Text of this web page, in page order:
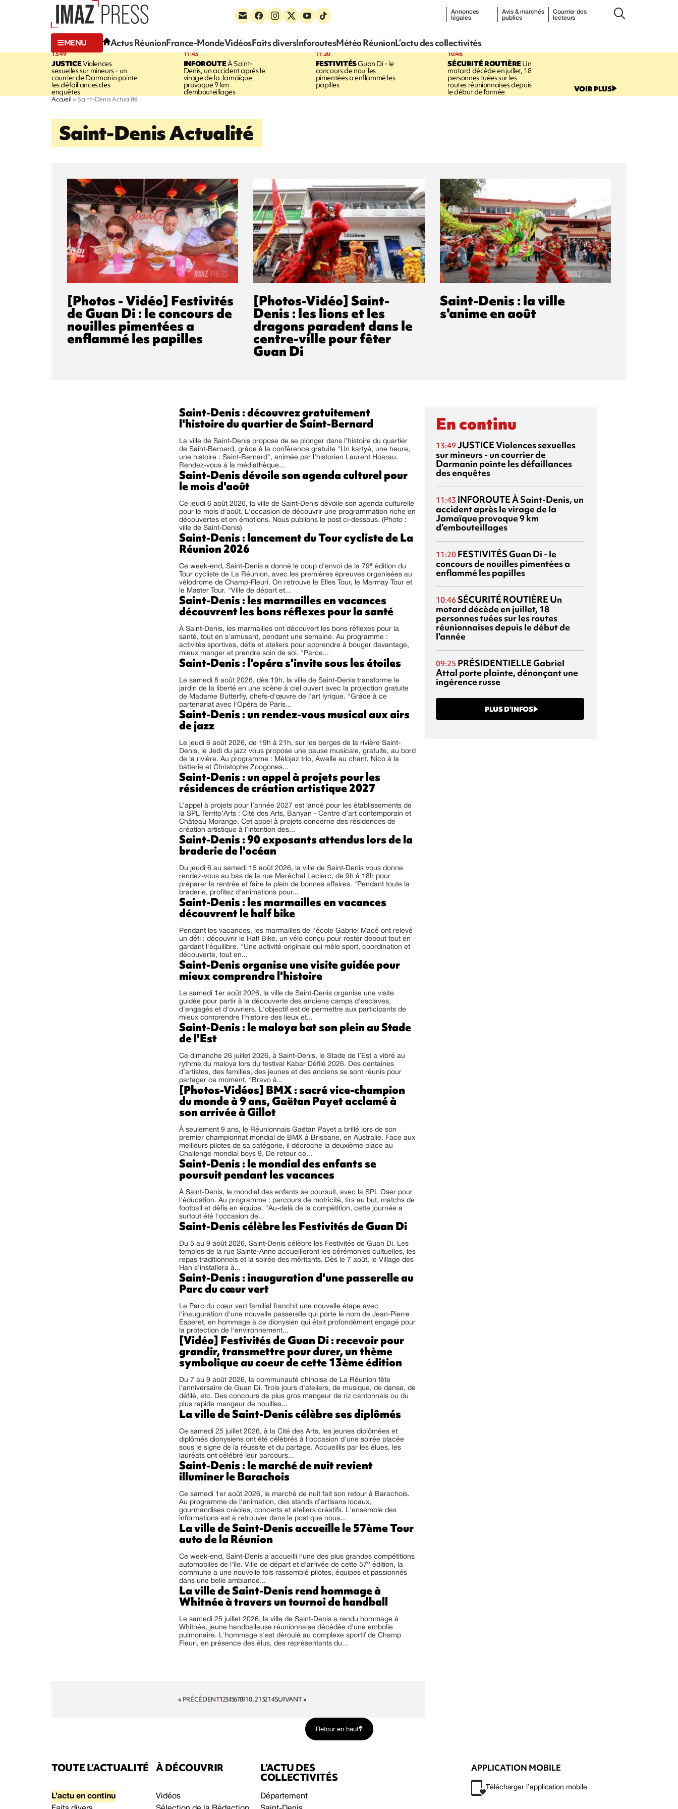
Annonces
légales
Avis & marchés
publics
Courrier des
lecteurs
MENU Actus RéunionFrance-MondeVidéosFaits diversInforoutesMétéo RéunionL’actu des collectivités
13:49
JUSTICEViolences
sexuelles sur mineurs - un
courrier de Darmanin pointe
les défaillances des
enquêtes
11:43
INFOROUTEÀ Saint-
Denis, un accident après le
virage de la Jamaïque
provoque 9 km
d'embouteillages
11:20
FESTIVITÉSGuan Di - le
concours de nouilles
pimentées a enflammé les
papilles
10:46
SÉCURITÉ ROUTIÈREUn
motard décède en juillet, 18
personnes tuées sur les
routes réunionnaises depuis
le début de l'année VOIR PLUS
Accueil Saint-Denis Actualité
Saint-Denis Actualité
[Photos - Vidéo] Festivités
de Guan Di : le concours de
nouilles pimentées a
enflammé les papilles
[Photos-Vidéo] Saint-
Denis : les lions et les
dragons paradent dans le
centre-ville pour fêter
Guan Di
Saint-Denis : la ville
s'anime en août
Saint-Denis : découvrez gratuitement
l'histoire du quartier de Saint-Bernard
La ville de Saint-Denis propose de se plonger dans l’histoire du quartier
de Saint-Bernard, grâce à la conférence gratuite "Un kartyé, une heure,
une histoire : Saint-Bernard", animée par l’historien Laurent Hoarau.
Rendez-vous à la médiathèque...
Saint-Denis dévoile son agenda culturel pour
le mois d'août
Ce jeudi 6 août 2026, la ville de Saint-Denis dévoile son agenda culturelle
pour le mois d'août. L'occasion de découvrir une programmation riche en
découvertes et en émotions. Nous publions le post ci-dessous. (Photo :
ville de Saint-Denis)
Saint-Denis : lancement du Tour cycliste de La
Réunion 2026
Ce week-end, Saint-Denis a donné le coup d'envoi de la 79ᵉ édition du
Tour cycliste de La Réunion, avec les premières épreuves organisées au
vélodrome de Champ-Fleuri. On retrouve le Elles Tour, le Marmay Tour et
le Master Tour. "Ville de départ et...
Saint-Denis : les marmailles en vacances
découvrent les bons réflexes pour la santé
À Saint-Denis, les marmailles ont découvert les bons réflexes pour la
santé, tout en s'amusant, pendant une semaine. Au programme :
activités sportives, défis et ateliers pour apprendre à bouger davantage,
mieux manger et prendre soin de soi. "Parce...
Saint-Denis : l'opéra s'invite sous les étoiles
Le samedi 8 août 2026, dès 19h, la ville de Saint-Denis transforme le
jardin de la liberté en une scène à ciel ouvert avec la projection gratuite
de Madame Butterfly, chefs-d'œuvre de l'art lyrique. "Grâce à ce
partenariat avec l'Opéra de Paris...
Saint-Denis : un rendez-vous musical aux airs
de jazz
Le jeudi 6 août 2026, de 19h à 21h, sur les berges de la rivière Saint-
Denis, le Jedi du jazz vous propose une pause musicale, gratuite, au bord
de la rivière. Au programme : Mélojaz trio, Awelle au chant, Nico à la
batterie et Christophe Zoogones...
Saint-Denis : un appel à projets pour les
résidences de création artistique 2027
L’appel à projets pour l’année 2027 est lancé pour les établissements de
la SPL Territo’Arts : Cité des Arts, Banyan - Centre d’art contemporain et
Château Morange. Cet appel à projets concerne des résidences de
création artistique à l’intention des...
Saint-Denis : 90 exposants attendus lors de la
braderie de l'océan
Du jeudi 6 au samedi 15 août 2026, la ville de Saint-Denis vous donne
rendez-vous au bas de la rue Maréchal Leclerc, de 9h à 18h pour
préparer la rentrée et faire le plein de bonnes affaires. "Pendant toute la
braderie, profitez d'animations pour...
Saint-Denis : les marmailles en vacances
découvrent le half bike
Pendant les vacances, les marmailles de l'école Gabriel Macé ont relevé
un défi : découvrir le Half Bike, un vélo conçu pour rester debout tout en
gardant l'équilibre. "Une activité originale qui mêle sport, coordination et
découverte, tout en...
Saint-Denis organise une visite guidée pour
mieux comprendre l'histoire
Le samedi 1er août 2026, la ville de Saint-Denis organise une visite
guidée pour partir à la découverte des anciens camps d'esclaves,
d'engagés et d'ouvriers. L'objectif est de permettre aux participants de
mieux comprendre l'histoire des lieux et...
Saint-Denis : le maloya bat son plein au Stade
de l'Est
Ce dimanche 26 juillet 2026, à Saint-Denis, le Stade de l’Est a vibré au
rythme du maloya lors du festival Kabar Défilé 2026. Des centaines
d’artistes, des familles, des jeunes et des anciens se sont réunis pour
partager ce moment. "Bravo à...
[Photos-Vidéos] BMX : sacré vice-champion
du monde à 9 ans, Gaëtan Payet acclamé à
son arrivée à Gillot
À seulement 9 ans, le Réunionnais Gaëtan Payet a brillé lors de son
premier championnat mondial de BMX à Brisbane, en Australie. Face aux
meilleurs pilotes de sa catégorie, il décroche la deuxième place au
Challenge mondial boys 9. De retour ce...
Saint-Denis : le mondial des enfants se
poursuit pendant les vacances
À Saint-Denis, le mondial des enfants se poursuit, avec la SPL Oser pour
l'éducation. Au programme : parcours de motricité, tirs au but, matchs de
football et défis en équipe. "Au-delà de la compétition, cette journée a
surtout été l'occasion de...
Saint-Denis célèbre les Festivités de Guan Di
Du 5 au 9 août 2026, Saint-Denis célèbre les Festivités de Guan Di. Les
temples de la rue Sainte-Anne accueilleront les cérémonies cultuelles, les
repas traditionnels et la soirée des méritants. Dès le 7 août, le Village des
Han s'installera à...
Saint-Denis : inauguration d'une passerelle au
Parc du cœur vert
Le Parc du cœur vert familial franchit une nouvelle étape avec
l'inauguration d'une nouvelle passerelle qui porte le nom de Jean-Pierre
Esperet, en hommage à ce dionysien qui était profondément engagé pour
la protection de l'environnement...
[Vidéo] Festivités de Guan Di : recevoir pour
grandir, transmettre pour durer, un thème
symbolique au coeur de cette 13ème édition
Du 7 au 9 août 2026, la communauté chinoise de La Réunion fête
l'anniversaire de Guan Di. Trois jours d'ateliers, de musique, de danse, de
défilé, etc. Des concours de plus gros mangeur de riz cantonnais ou du
plus rapide mangeur de nouilles...
La ville de Saint-Denis célèbre ses diplômés
Ce samedi 25 juillet 2026, à la Cité des Arts, les jeunes diplômées et
diplômés dionysiens ont été célébrés à l'occasion d'une soirée placée
sous le signe de la réussite et du partage. Accueillis par les élues, les
lauréats ont célébré leur parcours...
Saint-Denis : le marché de nuit revient
illuminer le Barachois
Ce samedi 1er août 2026, le marché de nuit fait son retour à Barachois.
Au programme de l'animation, des stands d’artisans locaux,
gourmandises créoles, concerts et ateliers créatifs. L'ensemble des
informations est à retrouver dans le post que nous...
La ville de Saint-Denis accueille le 57ème Tour
auto de la Réunion
Ce week-end, Saint-Denis a accueilli l'une des plus grandes compétitions
automobiles de l'île. Ville de départ et d'arrivée de cette 57ᵉ édition, la
commune a une nouvelle fois rassemblé pilotes, équipes et passionnés
dans une belle ambiance...
La ville de Saint-Denis rend hommage à
Whitnée à travers un tournoi de handball
Le samedi 25 juillet 2026, la ville de Saint-Denis a rendu hommage à
Whitnée, jeune handballeuse réunionnaise décédée d'une embolie
pulmonaire. L'hommage s'est déroulé au complexe sportif de Champ
Fleuri, en présence des élus, des représentants du...
« PRÉCÉDENT12345678910...213214SUIVANT »
En continu
13:49 JUSTICEViolences sexuelles
sur mineurs - un courrier de
Darmanin pointe les défaillances
des enquêtes
11:43 INFOROUTEÀ Saint-Denis, un
accident après le virage de la
Jamaïque provoque 9 km
d'embouteillages
11:20 FESTIVITÉSGuan Di - le
concours de nouilles pimentées a
enflammé les papilles
10:46 SÉCURITÉ ROUTIÈRE Un
motard décède en juillet, 18
personnes tuées sur les routes
réunionnaises depuis le début de
l'année
09:25 PRÉSIDENTIELLEGabriel
Attal porte plainte, dénonçant une
ingérence russe
PLUS D’INFOS
Retour en haut
TOUTE L’ACTUALITÉ
L’actu en continu
À DÉCOUVRIR
Vidéos
L’ACTU DES
COLLECTIVITÉS
Département
APPLICATION MOBILE
Télécharger l’application mobile